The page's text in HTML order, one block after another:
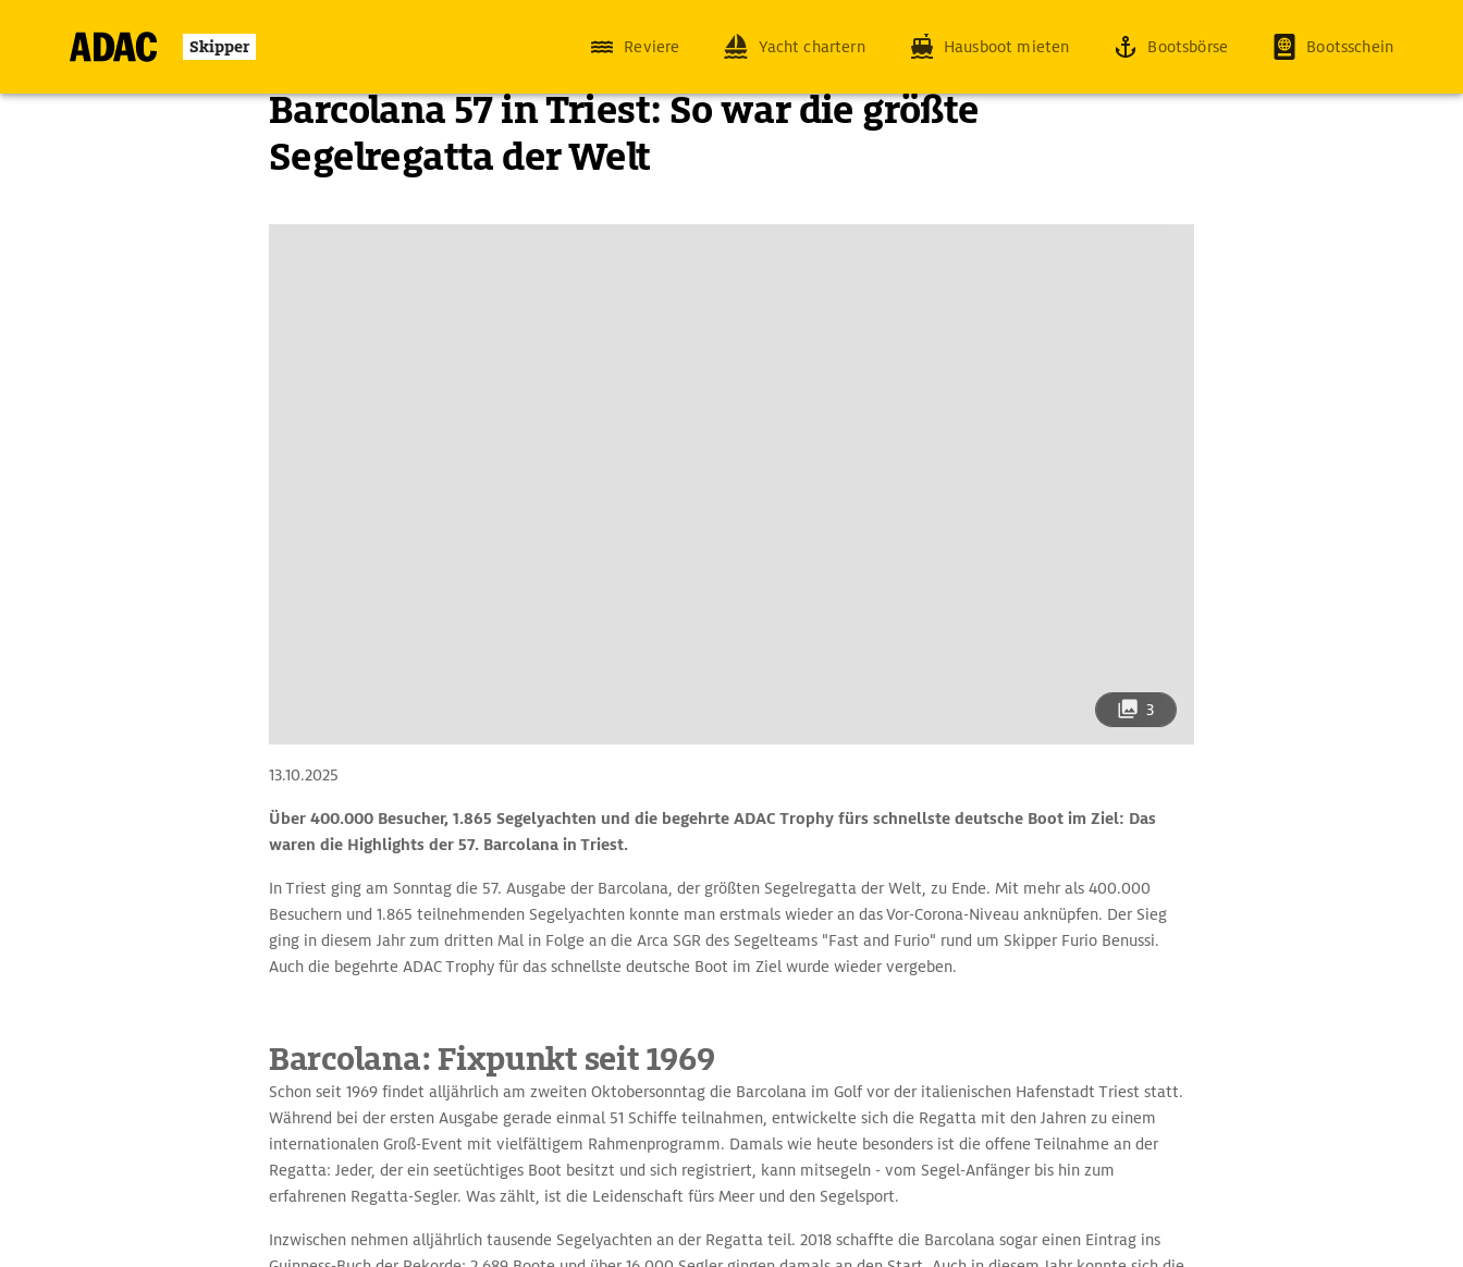
Skipper Reviere Yacht chartern Hausboot mieten Bootsbörse Bootsschein
Barcolana 57 in Triest: So war die größte
Segelregatta der Welt
3
13.10.2025
Über 400.000 Besucher, 1.865 Segelyachten und die begehrte ADAC Trophy fürs schnellste deutsche Boot im Ziel: Das
waren die Highlights der 57. Barcolana in Triest.
In Triest ging am Sonntag die 57. Ausgabe der Barcolana, der größten Segelregatta der Welt, zu Ende. Mit mehr als 400.000
Besuchern und 1.865 teilnehmenden Segelyachten konnte man erstmals wieder an das Vor-Corona-Niveau anknüpfen. Der Sieg
ging in diesem Jahr zum dritten Mal in Folge an die Arca SGR des Segelteams "Fast and Furio" rund um Skipper Furio Benussi.
Auch die begehrte ADAC Trophy für das schnellste deutsche Boot im Ziel wurde wieder vergeben.
Barcolana: Fixpunkt seit 1969
Schon seit 1969 findet alljährlich am zweiten Oktobersonntag die Barcolana im Golf vor der italienischen Hafenstadt Triest statt.
Während bei der ersten Ausgabe gerade einmal 51 Schiffe teilnahmen, entwickelte sich die Regatta mit den Jahren zu einem
internationalen Groß-Event mit vielfältigem Rahmenprogramm. Damals wie heute besonders ist die offene Teilnahme an der
Regatta: Jeder, der ein seetüchtiges Boot besitzt und sich registriert, kann mitsegeln - vom Segel-Anfänger bis hin zum
erfahrenen Regatta-Segler. Was zählt, ist die Leidenschaft fürs Meer und den Segelsport.
Inzwischen nehmen alljährlich tausende Segelyachten an der Regatta teil. 2018 schaffte die Barcolana sogar einen Eintrag ins